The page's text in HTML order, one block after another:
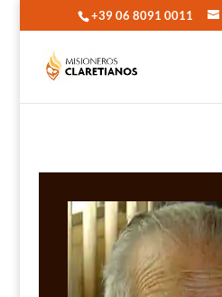
+39 06 8091 0011